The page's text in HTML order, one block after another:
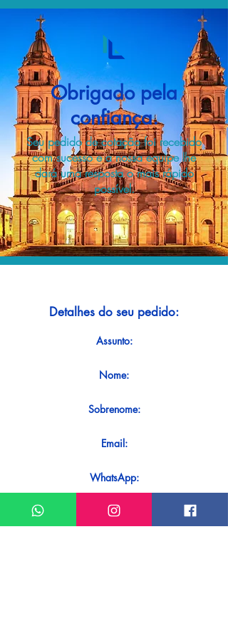
Obrigado pela
confiança.
Seu pedido de cotação foi recebido
com sucesso e a nossa equipe lhe
dará uma resposta o mais rápido
possível.
Detalhes do seu pedido:
Assunto:
Nome:
Sobrenome:
Email:
WhatsApp:
Mensagem: